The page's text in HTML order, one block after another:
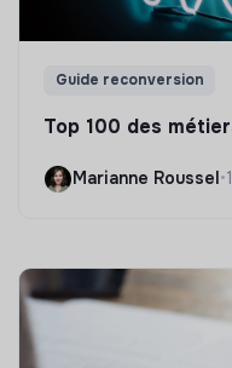
Guide reconversion
Top 100 des
Marianne Roussel•